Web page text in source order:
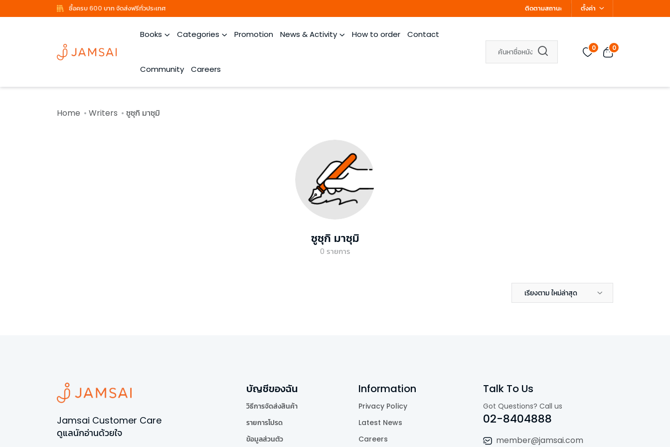
ซื้อครบ 600 บาท จัดส่งฟรีทั่วประเทศ ติดตามสถานะ ตั้งค่า
Books Categories Promotion News & Activity How to order Contact
Community Careers
0 0
Home Writers ซูซุกิ มาซุมิ
ซูซุกิ มาซุมิ
0 รายการ
เรียงตาม ใหม่ล่าสุด
Jamsai Customer Care
ดูแลนักอ่านด้วยใจ
บัญชีของฉัน
วิธีการจัดส่งสินค้า
รายการโปรด
ข้อมูลส่วนตัว
Information
Privacy Policy
Latest News
Careers
Talk To Us
Got Questions? Call us
02-8404888
member@jamsai.com